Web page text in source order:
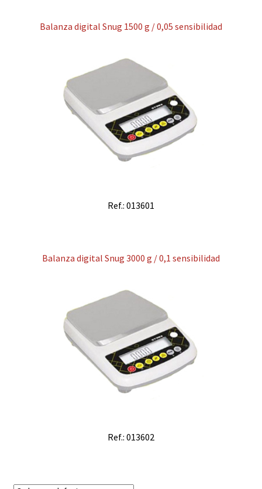
Balanza digital Snug 1500 g / 0,05 sensibilidad
Ref.: 013601
Balanza digital Snug 3000 g / 0,1 sensibilidad
Ref.: 013602